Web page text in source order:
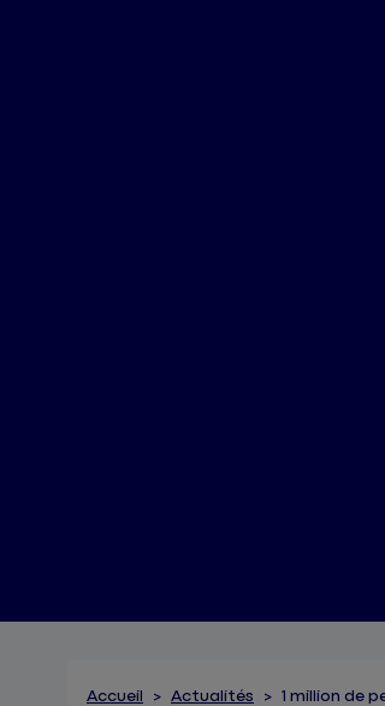
Accueil Actualités 1 million de